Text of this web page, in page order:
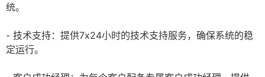
统。
- 技术支持：提供7x24小时的技术支持服务，确保系统的稳
定运行。